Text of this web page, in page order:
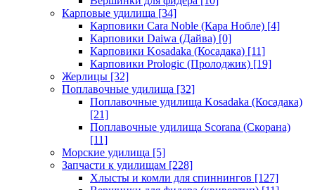
Карповые удилища [34]
Карповики Cara Noble (Кара Нобле) [4]
Карповики Daiwa (Дайва) [0]
Карповики Kosadaka (Косадака) [11]
Карповики Prologic (Пролоджик) [19]
Жерлицы [32]
Поплавочные удилища [32]
Поплавочные удилища Kosadaka (Косадака)
[21]
Поплавочные удилища Scorana (Скорана)
[11]
Морские удилища [5]
Запчасти к удилищам [228]
Хлысты и комли для спиннингов [127]